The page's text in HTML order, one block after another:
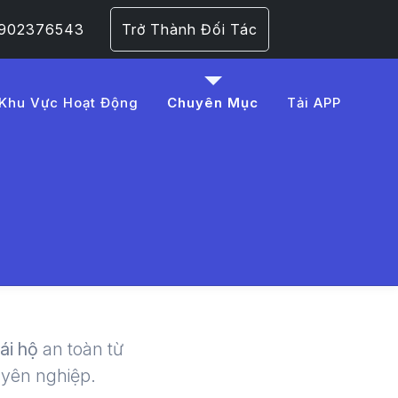
Trở Thành Đối Tác
Khu Vực Hoạt Động Chuyên Mục Tải APP
-
hộ an toàn từ
nghiệp.